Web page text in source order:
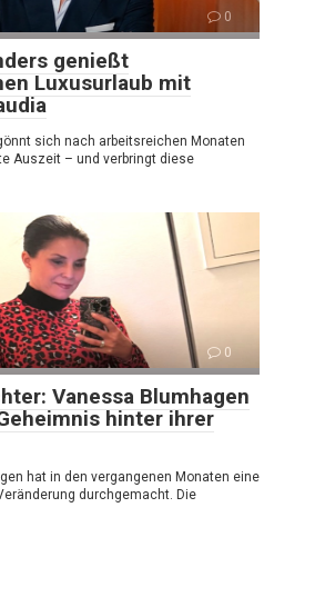
0
genießt
Luxusurlaub mit
sich nach arbeitsreichen Monaten
Auszeit – und verbringt diese
0
Vanessa Blumhagen
hinter ihrer
hat in den vergangenen Monaten eine
durchgemacht. Die